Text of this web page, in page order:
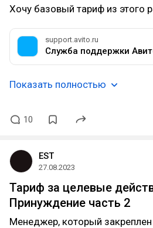
Хочу базовый тариф из этого
support.avito.ru
Служба поддержки
Показать полностью
10
EST
27.08.2023
Тариф за целевые
Принуждение часть 2
Менеджер, который